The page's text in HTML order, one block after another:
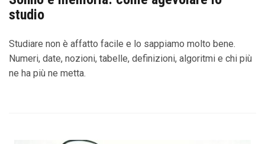
studio
Studiare non è affatto facile e lo sappiamo molto bene.
Numeri, date, nozioni, tabelle, definizioni, algoritmi e chi più
ne ha più ne metta.